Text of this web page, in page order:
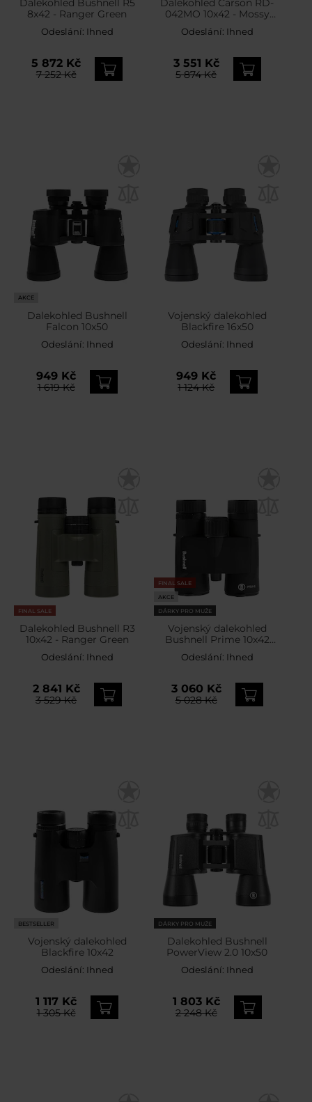
Dalekohled Bushnell R5
8x42 - Ranger Green
Odeslání: Ihned
5 872 Kč
7 252 Kč
Dalekohled Carson RD-
042MO 10x42 - Mossy
Odeslání: Ihned
3 551 Kč
5 874 Kč
AKCE
Dalekohled Bushnell
Falcon 10x50
Odeslání: Ihned
949 Kč
1 619 Kč
Vojenský dalekohled
Blackfire 16x50
Odeslání: Ihned
949 Kč
1 124 Kč
FINAL SALE
Dalekohled Bushnell R3
10x42 - Ranger Green
Odeslání: Ihned
2 841 Kč
3 529 Kč
FINAL SALE
AKCE
DÁRKY PRO MUŽE
Vojenský dalekohled
Bushnell Prime 10x42
Roof
Odeslání: Ihned
3 060 Kč
5 028 Kč
BESTSELLER
Vojenský dalekohled
Blackfire 10x42
Odeslání: Ihned
1 117 Kč
1 305 Kč
DÁRKY PRO MUŽE
Dalekohled Bushnell
PowerView 2.0 10x50
Odeslání: Ihned
1 803 Kč
2 248 Kč